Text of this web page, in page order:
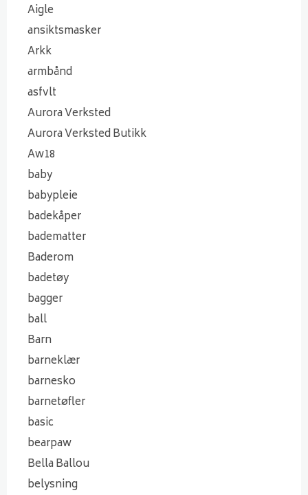
Aigle
ansiktsmasker
Arkk
armbånd
asfvlt
Aurora Verksted
Aurora Verksted Butikk
Aw18
baby
babypleie
badekåper
badematter
Baderom
badetøy
bagger
ball
Barn
barneklær
barnesko
barnetøfler
basic
bearpaw
Bella Ballou
belysning